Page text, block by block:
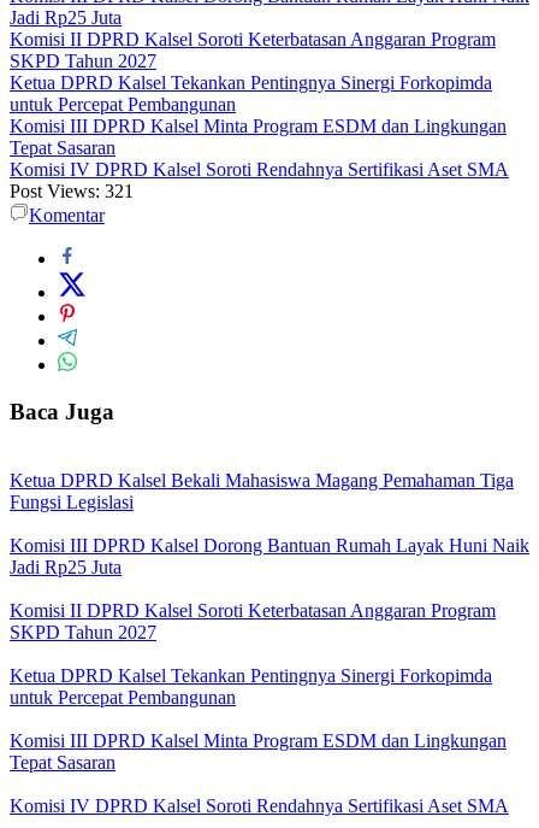
Jadi Rp25 Juta
Komisi II DPRD Kalsel Soroti Keterbatasan Anggaran Program
SKPD Tahun 2027
Ketua DPRD Kalsel Tekankan Pentingnya Sinergi Forkopimda
untuk Percepat Pembangunan
Komisi III DPRD Kalsel Minta Program ESDM dan Lingkungan
Tepat Sasaran
Komisi IV DPRD Kalsel Soroti Rendahnya Sertifikasi Aset SMA
Post Views: 321
Komentar
Baca Juga
Ketua DPRD Kalsel Bekali Mahasiswa Magang Pemahaman Tiga
Fungsi Legislasi
Komisi III DPRD Kalsel Dorong Bantuan Rumah Layak Huni Naik
Jadi Rp25 Juta
Komisi II DPRD Kalsel Soroti Keterbatasan Anggaran Program
SKPD Tahun 2027
Ketua DPRD Kalsel Tekankan Pentingnya Sinergi Forkopimda
untuk Percepat Pembangunan
Komisi III DPRD Kalsel Minta Program ESDM dan Lingkungan
Tepat Sasaran
Komisi IV DPRD Kalsel Soroti Rendahnya Sertifikasi Aset SMA